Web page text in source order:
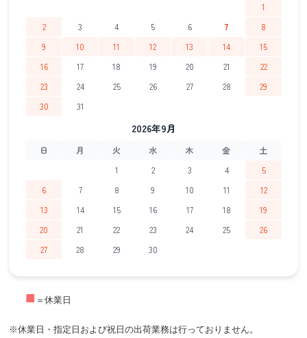
1
2
3 4 5 6 7
8
9
10 11 12 13 14
15
16
17 18 19 20 21
22
23
24 25 26 27 28
29
30
31
2026年9月
日 月 火 水 木 金
土
1
2 3 4
5
6
7 8 9 10 11
12
13
14 15 16 17 18
19
20
21 22 23 24 25
26
27
28 29 30
■ ＝休業日
※休業日・指定日および祝日の出荷業務は行っておりません。